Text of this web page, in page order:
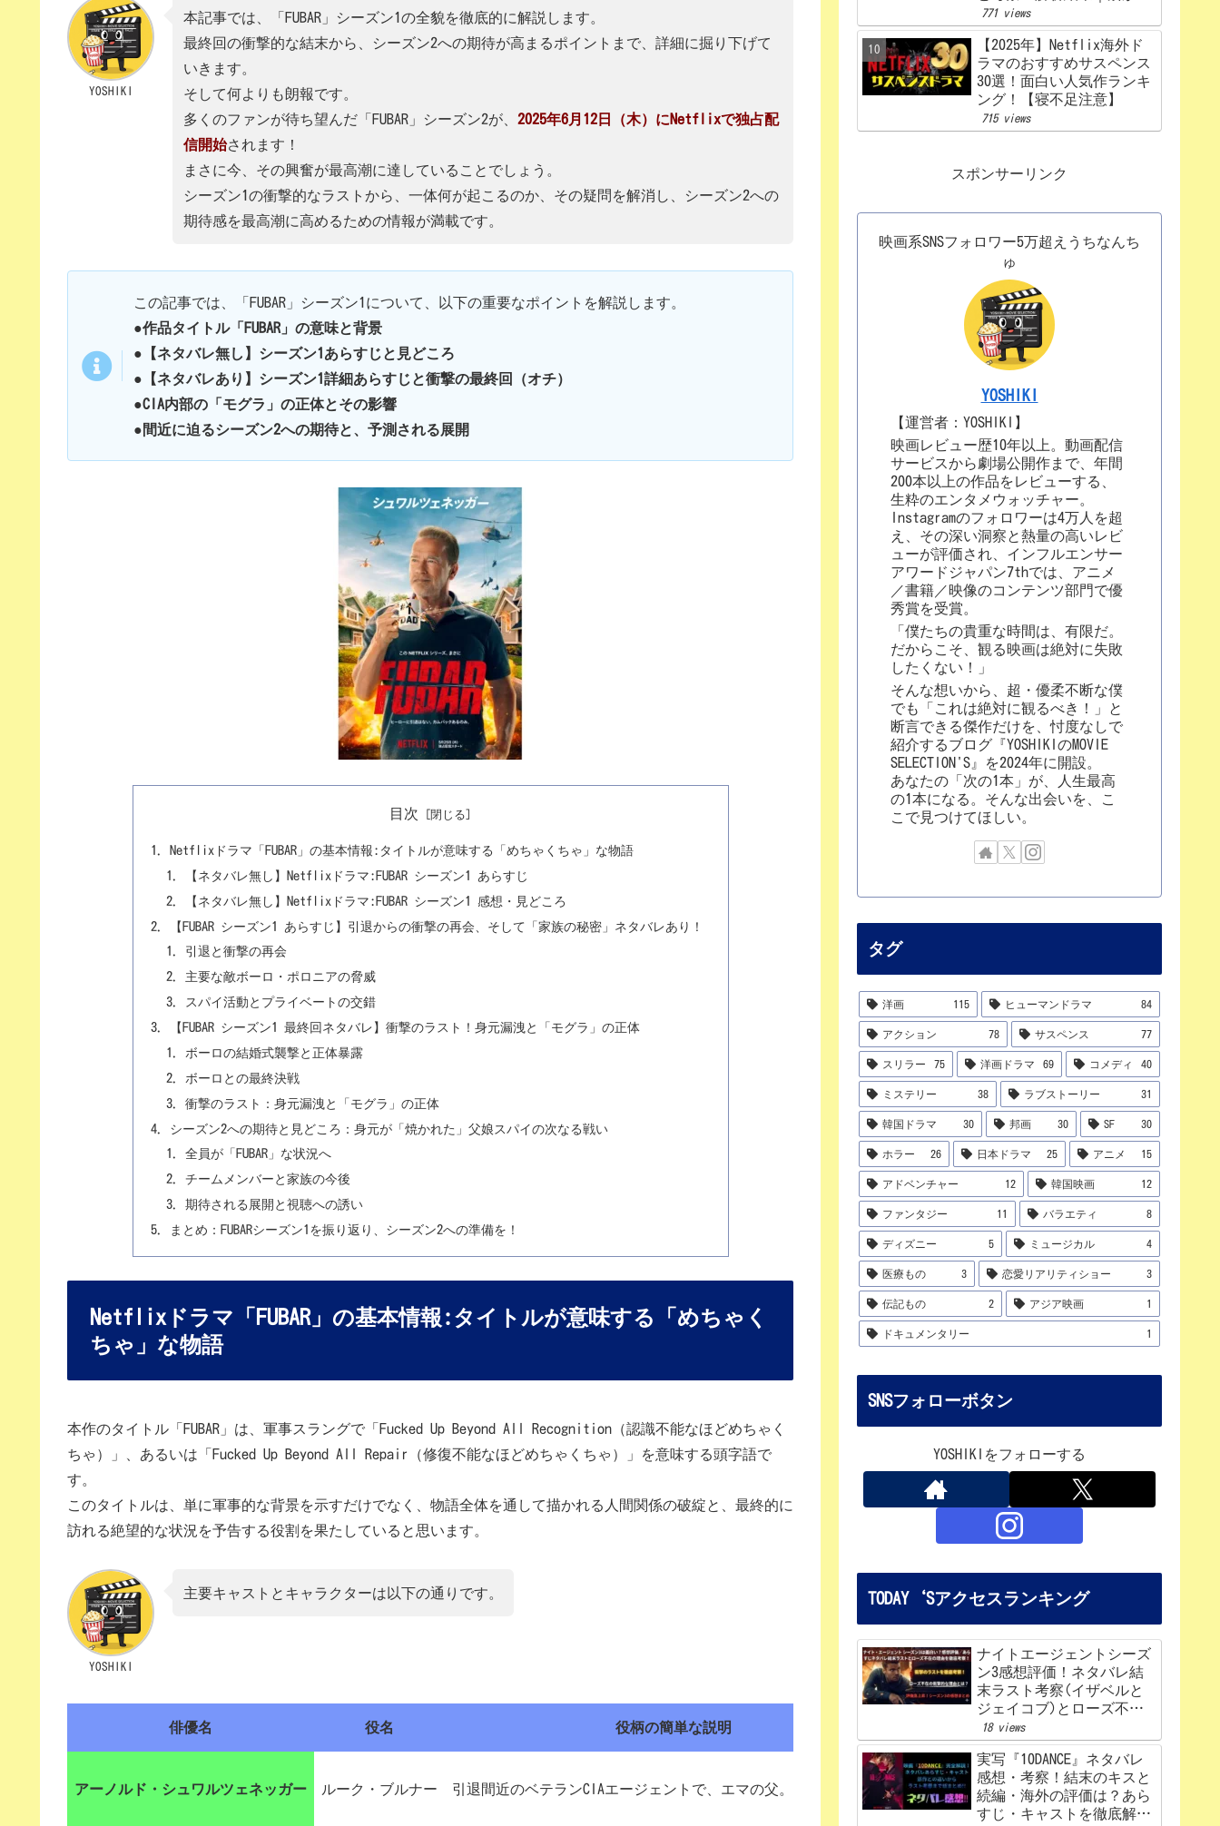
YOSHIKI
本記事では、「FUBAR」シーズン1の全貌を徹底的に解説します。
最終回の衝撃的な結末から、シーズン2への期待が高まるポイントまで、詳細に掘り下げて
いきます。
そして何よりも朗報です。
多くのファンが待ち望んだ「FUBAR」シーズン2が、 2025年6月12日（木）にNetflixで独占配
信開始されます！
まさに今、その興奮が最高潮に達していることでしょう。
シーズン1の衝撃的なラストから、一体何が起こるのか、その疑問を解消し、シーズン2への
期待感を最高潮に高めるための情報が満載です。
この記事では、「FUBAR」シーズン1について、以下の重要なポイントを解説します。
●作品タイトル「FUBAR」の意味と背景
●【ネタバレ無し】シーズン1あらすじと見どころ
●【ネタバレあり】シーズン1詳細あらすじと衝撃の最終回（オチ）
●CIA内部の「モグラ」の正体とその影響
●間近に迫るシーズン2への期待と、予測される展開
目次
Netflixドラマ「FUBAR」の基本情報:タイトルが意味する「めちゃくちゃ」な物語
【ネタバレ無し】Netflixドラマ:FUBAR シーズン1 あらすじ
【ネタバレ無し】Netflixドラマ:FUBAR シーズン1 感想・見どころ
【FUBAR シーズン1 あらすじ】引退からの衝撃の再会、そして「家族の秘密」ネタバレあり！
引退と衝撃の再会
主要な敵ボーロ・ポロニアの脅威
スパイ活動とプライベートの交錯
【FUBAR シーズン1 最終回ネタバレ】衝撃のラスト！身元漏洩と「モグラ」の正体
ボーロの結婚式襲撃と正体暴露
ボーロとの最終決戦
衝撃のラスト：身元漏洩と「モグラ」の正体
シーズン2への期待と見どころ：身元が「焼かれた」父娘スパイの次なる戦い
全員が「FUBAR」な状況へ
チームメンバーと家族の今後
期待される展開と視聴への誘い
まとめ：FUBARシーズン1を振り返り、シーズン2への準備を！
Netflixドラマ「FUBAR」の基本情報:タイトルが意味する「めちゃく
ちゃ」な物語
本作のタイトル「FUBAR」は、軍事スラングで「Fucked Up Beyond All Recognition（認識不能なほどめちゃく
ちゃ）」、あるいは「Fucked Up Beyond All Repair（修復不能なほどめちゃくちゃ）」を意味する頭字語で
す。
このタイトルは、単に軍事的な背景を示すだけでなく、物語全体を通して描かれる人間関係の破綻と、最終的に
訪れる絶望的な状況を予告する役割を果たしていると思います。
YOSHIKI
主要キャストとキャラクターは以下の通りです。
俳優名 役名 役柄の簡単な説明
アーノルド・シュワルツェネッガー ルーク・ブルナー 引退間近のベテランCIAエージェントで、エマの父。
えあらすじ
771 views
【2025年】Netflix海外ド
ラマのおすすめサスペンス
30選！面白い人気作ランキ
ング！【寝不足注意】
715 views
スポンサーリンク
映画系SNSフォロワー5万超えうちなんち
ゅ
YOSHIKI
【運営者：YOSHIKI】
映画レビュー歴10年以上。動画配信
サービスから劇場公開作まで、年間
200本以上の作品をレビューする、
生粋のエンタメウォッチャー。
Instagramのフォロワーは4万人を超
え、その深い洞察と熱量の高いレビ
ューが評価され、インフルエンサー
アワードジャパン7thでは、アニメ
／書籍／映像のコンテンツ部門で優
秀賞を受賞。
「僕たちの貴重な時間は、有限だ。
だからこそ、観る映画は絶対に失敗
したくない！」
そんな想いから、超・優柔不断な僕
でも「これは絶対に観るべき！」と
断言できる傑作だけを、忖度なしで
紹介するブログ『YOSHIKIのMOVIE
SELECTION'S』を2024年に開設。
あなたの「次の1本」が、人生最高
の1本になる。そんな出会いを、こ
こで見つけてほしい。
タグ
洋画 115 ヒューマンドラマ 84
アクション 78 サスペンス 77
スリラー 75 洋画ドラマ 69 コメディ 40
ミステリー 38 ラブストーリー 31
韓国ドラマ 30 邦画 30 SF 30
ホラー 26 日本ドラマ 25 アニメ 15
アドベンチャー 12 韓国映画 12
ファンタジー 11 バラエティ 8
ディズニー 5 ミュージカル 4
医療もの 3 恋愛リアリティショー 3
伝記もの 2 アジア映画 1
ドキュメンタリー 1
SNSフォローボタン
YOSHIKIをフォローする
TODAY‘Sアクセスランキング
ナイトエージェントシーズ
ン3感想評価！ネタバレ結
末ラスト考察(イザベルと
ジェイコブ)とローズ不在
の理由を解説‼
18 views
実写『10DANCE』ネタバレ
感想・考察！結末のキスと
続編・海外の評価は？あら
すじ・キャストを徹底解